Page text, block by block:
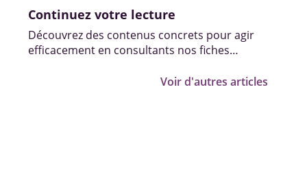
Continuez votre lecture
Découvrez des contenus concrets pour agir
efficacement en consultants nos fiches
Voir d'autres articles